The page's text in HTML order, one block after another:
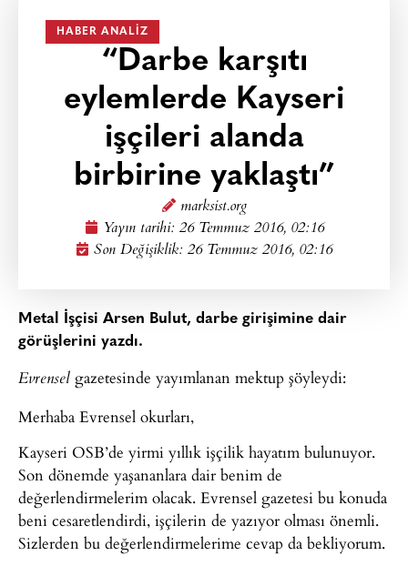
HABER ANALIZ
“Darbe karşıtı
eylemlerde Kayseri
işçileri alanda
birbirine yaklaştı”
marksist.org
Yayın tarihi: 26 Temmuz 2016, 02:16
Son Değişiklik: 26 Temmuz 2016, 02:16
Metal İşçisi Arsen Bulut, darbe girişimine dair
görüşlerini yazdı.
Evrensel gazetesinde yayımlanan mektup şöyleydi:
Merhaba Evrensel okurları,
Kayseri OSB’de yirmi yıllık işçilik hayatım bulunuyor.
Son dönemde yaşananlara dair benim de
değerlendirmelerim olacak. Evrensel gazetesi bu konuda
beni cesaretlendirdi, işçilerin de yazıyor olması önemli.
Sizlerden bu değerlendirmelerime cevap da bekliyorum.